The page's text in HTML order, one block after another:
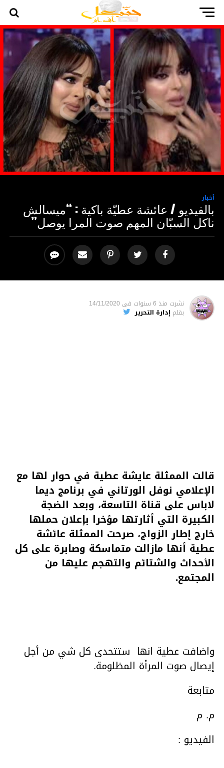
أخبار
بالفيديو / عائشة عطيّة باكية : “ميسالش
ناكل السبّان المهم صوت المرا يوصل”
نشرت منذ 6 سنوات فى 14/11/2020
بقلم إدارة التحرير
قالت الممثلة عايشة عطية في حوار لها مع
الإعلامي نوفل الورتاني في برنامج ديما
لاباس على قناة التاسعة، وبعد الضجة
الكبيرة التي أثارتها مؤخرا بإعلان حملها
خارج إطار الزواج، صرحت الممثلة عائشة
عطية أنها مازالت متماسكة وصابرة على كل
الأحداث والشتائم والتهجم عليها من
المجتمع.
واضافت عطية انها ستتحدى كل شي من أجل
إيصال صوت المرأة المظلومة.
متابعة
م. م
الفيديو :